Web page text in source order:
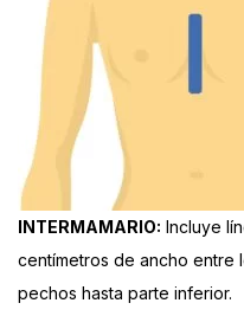
INTERMAMARIO: Incluye
centímetros de ancho
pechos hasta parte inferior.